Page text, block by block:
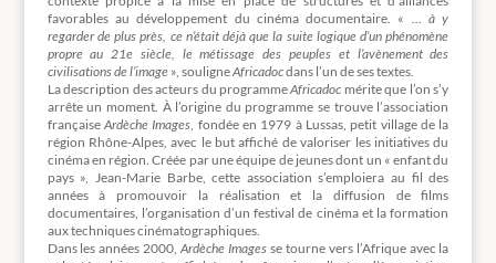
favorables au développement du cinéma documentaire. «
… à y
regarder de plus près, ce n’était déjà que la suite logique d’un phénomène
propre au 21e siècle, le métissage des peuples et l’avènement des
civilisations de l’image», souligneAfricadocdans l’un de ses textes.
La description des acteurs du programmeAfricadoc mérite que l’on s’y
arrête un moment. À l’origine du programme se trouve l’association
française Ardèche Images , fondée en 1979 à Lussas, petit village de la
région Rhône-Alpes, avec le but affiché de valoriser les initiatives du
cinéma en région. Créée par une équipe de jeunes dont un « enfant du
pays », Jean-Marie Barbe, cette association s’emploiera au fil des
années à promouvoir la réalisation et la diffusion de films
documentaires, l’organisation d’un festival de cinéma et la formation
aux techniques cinématographiques.
Dans les années 2000,Ardèche Images se tourne vers l’Afrique avec la